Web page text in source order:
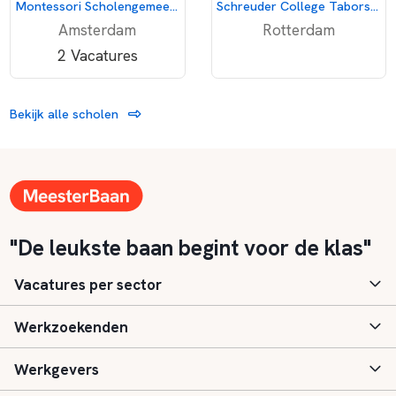
Montessori Scholengemeenschap Amsterdam
Amsterdam
2 Vacatures
Schreuder College Taborstraat
Rotterdam
Bekijk alle scholen
"De leukste baan begint voor de klas"
Vacatures per sector
Basisonderwijs
Speciaal (basis) onderwijs
Werkzoekenden
Aanmelden
Werkgevers